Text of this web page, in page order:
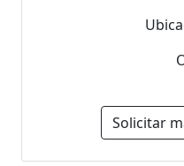
Solicitar